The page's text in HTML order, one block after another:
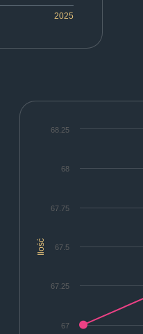
2025
Ilość
67
67.25
67.5
67.75
68
68.25